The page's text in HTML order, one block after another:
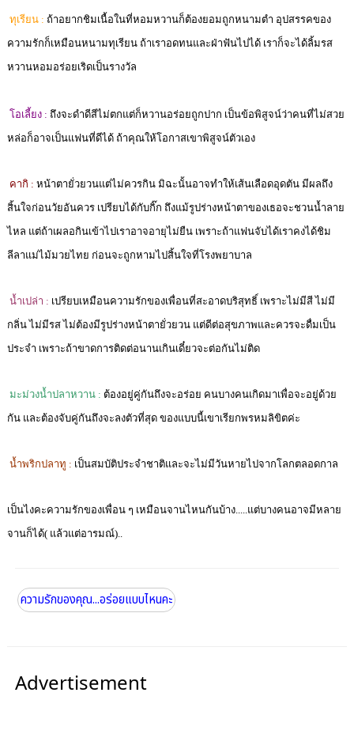
ทุเรียน : ถ้าอยากชิมเนื้อในที่หอมหวานก็ต้องยอมถูกหนามตำ อุปสรรคของ
ความรักก็เหมือนหนามทุเรียน ถ้าเราอดทนและฝ่าฟันไปได้ เราก็จะได้ลิ้มรส
หวานหอมอร่อยเริดเป็นรางวัล
โอเลี้ยง : ถึงจะดำดีสีไม่ตกแต่ก็หวานอร่อยถูกปาก เป็นข้อพิสูจน์ว่าคนที่ไม่สวย
หล่อก็อาจเป็นแฟนที่ดีได้ ถ้าคุณให้โอกาสเขาพิสูจน์ตัวเอง
คากิ : หน้าตายั่วยวนแต่ไม่ควรกิน มิฉะนั้นอาจทำให้เส้นเลือดอุดตัน มีผลถึง
สิ้นใจก่อนวัยอันควร เปรียบได้กับกิ๊ก ถึงแม้รูปร่างหน้าตาของเธอจะชวนน้ำลาย
ไหล แต่ถ้าเผลอกินเข้าไปเราอาจอายุไม่ยืน เพราะถ้าแฟนจับได้เราคงได้ชิม
ลีลาแม่ไม้มวยไทย ก่อนจะถูกหามไปสิ้นใจที่โรงพยาบาล
น้ำเปล่า : เปรียบเหมือนความรักของเพื่อนที่สะอาดบริสุทธิ์ เพราะไม่มีสี ไม่มี
กลิ่น ไม่มีรส ไม่ต้องมีรูปร่างหน้าตายั่วยวน แต่ดีต่อสุขภาพและควรจะดื่มเป็น
ประจำ เพราะถ้าขาดการติดต่อนานเกินเดี๋ยวจะต่อกันไม่ติด
มะม่วงน้ำปลาหวาน : ต้องอยู่คู่กันถึงจะอร่อย คนบางคนเกิดมาเพื่อจะอยู่ด้วย
กัน และต้องจับคู่กันถึงจะลงตัวที่สุด ของแบบนี้เขาเรียกพรหมลิขิตค่ะ
น้ำพริกปลาทู : เป็นสมบัติประจำชาติและจะไม่มีวันหายไปจากโลกตลอดกาล
เป็นไงคะความรักของเพื่อน ๆ เหมือนจานไหนกันบ้าง.....แต่บางคนอาจมีหลาย
จานก็ได้( แล้วแต่อารมณ์)..
ความรักของคุณ...อร่อยแบบไหนคะ
Advertisement